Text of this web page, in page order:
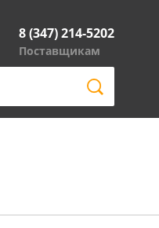
8 (347) 214-5202
Поставщикам